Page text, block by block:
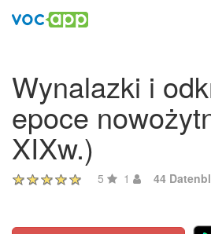
Wynalazki i
epoce
XIXw.)
5 1 44